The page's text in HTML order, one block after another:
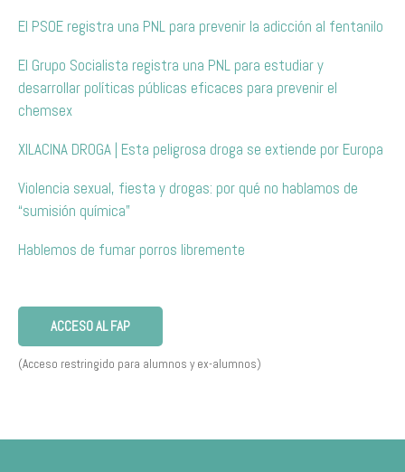
El PSOE registra una PNL para prevenir la adicción al fentanilo
El Grupo Socialista registra una PNL para estudiar y
desarrollar políticas públicas eficaces para prevenir el
chemsex
XILACINA DROGA | Esta peligrosa droga se extiende por Europa
Violencia sexual, fiesta y drogas: por qué no hablamos de
“sumisión química”
Hablemos de fumar porros libremente
ACCESO AL FAP
(Acceso restringido para alumnos y ex-alumnos)